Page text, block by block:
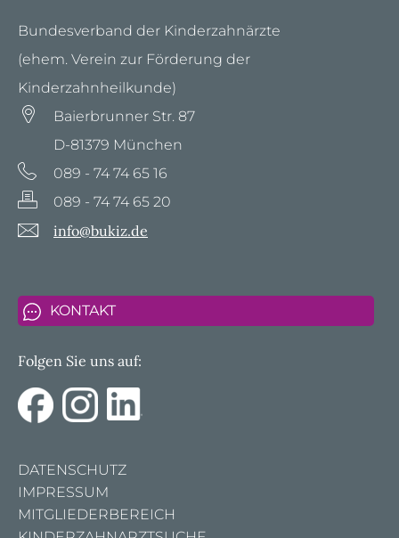
Bundesverband der Kinderzahnärzte
(ehem. Verein zur Förderung der
Kinderzahnheilkunde)
Baierbrunner Str. 87
D-81379 München
089 - 74 74 65 16
089 - 74 74 65 20
info@bukiz.de
KONTAKT
Folgen Sie uns auf:
DATENSCHUTZ
IMPRESSUM
MITGLIEDERBEREICH